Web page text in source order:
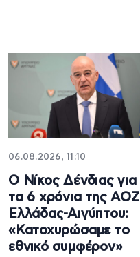
06.08.2026, 11:10
Ο Νίκος Δένδιας για
τα 6 χρόνια της ΑΟΖ
Ελλάδας-Αιγύπτου:
«Κατοχυρώσαμε το
εθνικό συμφέρον»